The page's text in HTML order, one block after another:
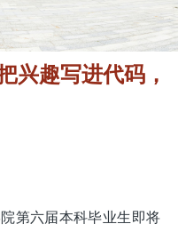
兴趣写进代码，
第六届本科毕业生即将